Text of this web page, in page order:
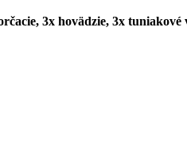
3x hovädzie, 3x tuniakové